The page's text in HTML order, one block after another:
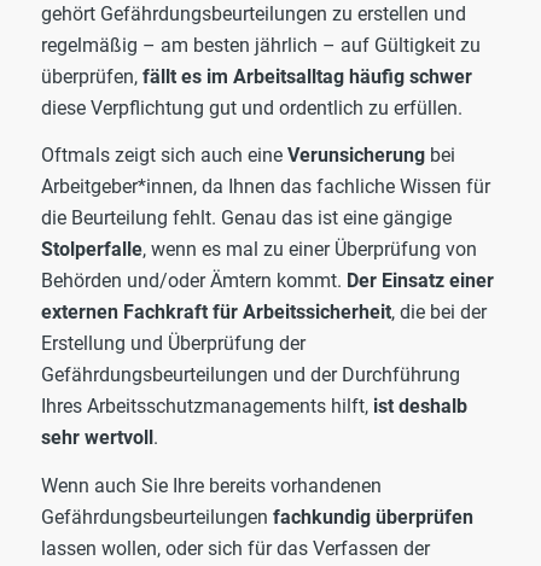
gehört Gefährdungsbeurteilungen zu erstellen und
regelmäßig – am besten jährlich – auf Gültigkeit zu
überprüfen, fällt es im Arbeitsalltag häufig schwer
diese Verpflichtung gut und ordentlich zu erfüllen.
Oftmals zeigt sich auch eine Verunsicherungbei
Arbeitgeber*innen, da Ihnen das fachliche Wissen für
die Beurteilung fehlt. Genau das ist eine gängige
Stolperfalle, wenn es mal zu einer Überprüfung von
Behörden und/oder Ämtern kommt. Der Einsatz einer
externen Fachkraft für Arbeitssicherheit, die bei der
Erstellung und Überprüfung der
Gefährdungsbeurteilungen und der Durchführung
Ihres Arbeitsschutzmanagements hilft, ist deshalb
sehr wertvoll .
Wenn auch Sie Ihre bereits vorhandenen
Gefährdungsbeurteilungen fachkundig überprüfen
lassen wollen, oder sich für das Verfassen der